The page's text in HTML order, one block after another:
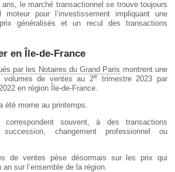
le marché transactionnel se trouve toujours
pour l’investissement impliquant une
généralisés et un recul des transactions
en Île-de-France
par les Notaires du Grand Paris montrent une
volumes de ventes au 2e
trimestre 2023 par
en région Île-de-France.
été morne au printemps.
correspondent souvent, à des transactions
changement professionnel ou
de ventes pèse désormais sur les prix qui
sur l’ensemble de la région.